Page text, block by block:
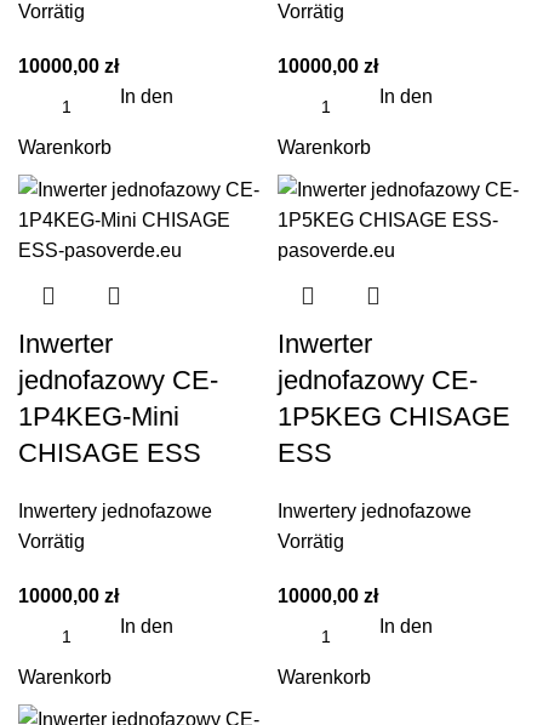
Vorrätig
10000,00 zł
In den
Warenkorb
Vorrätig
10000,00 zł
In den
Warenkorb
Inwerter
jednofazowy CE-
1P4KEG-Mini
CHISAGE ESS
Inwertery jednofazowe
Vorrätig
10000,00 zł
In den
Warenkorb
Inwerter
jednofazowy CE-
1P5KEG CHISAGE
ESS
Inwertery jednofazowe
Vorrätig
10000,00 zł
In den
Warenkorb